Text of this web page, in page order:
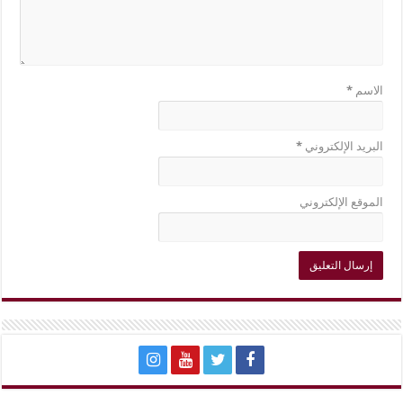
الاسم*
البريد الإلكتروني*
الموقع الإلكتروني